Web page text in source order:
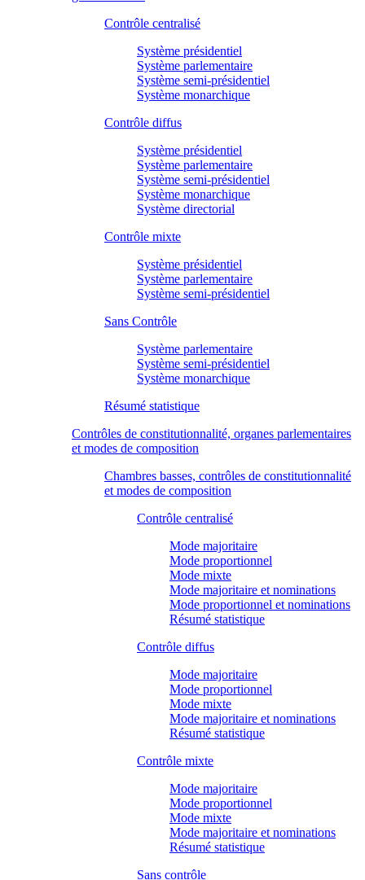
Contrôle centralisé
Système présidentiel
Système parlementaire
Système semi-présidentiel
Système monarchique
Contrôle diffus
Système présidentiel
Système parlementaire
Système semi-présidentiel
Système monarchique
Système directorial
Contrôle mixte
Système présidentiel
Système parlementaire
Système semi-présidentiel
Sans Contrôle
Système parlementaire
Système semi-présidentiel
Système monarchique
Résumé statistique
Contrôles de constitutionnalité, organes parlementaires
et modes de composition
Chambres basses, contrôles de constitutionnalité
et modes de composition
Contrôle centralisé
Mode majoritaire
Mode proportionnel
Mode mixte
Mode majoritaire et nominations
Mode proportionnel et nominations
Résumé statistique
Contrôle diffus
Mode majoritaire
Mode proportionnel
Mode mixte
Mode majoritaire et nominations
Résumé statistique
Contrôle mixte
Mode majoritaire
Mode proportionnel
Mode mixte
Mode majoritaire et nominations
Résumé statistique
Sans contrôle